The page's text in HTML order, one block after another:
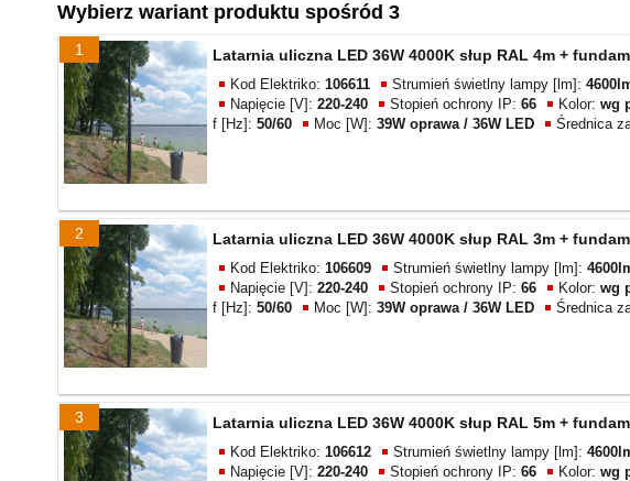
Wybierz wariant produktu spośród 3
1 Latarnia uliczna LED 36W 4000K słup RAL 4m +
Kod Elektriko: 106611 Strumień świetlny lampy [lm]:
Napięcie [V]: 220-240 Stopień ochrony IP: 66 Kolor: wg
f [Hz]: 50/60 Moc [W]: 39W oprawa / 36W LED Średnica
2 Latarnia uliczna LED 36W 4000K słup RAL 3m +
Kod Elektriko: 106609 Strumień świetlny lampy [lm]:
Napięcie [V]: 220-240 Stopień ochrony IP: 66 Kolor: wg
f [Hz]: 50/60 Moc [W]: 39W oprawa / 36W LED Średnica
3 Latarnia uliczna LED 36W 4000K słup RAL 5m +
Kod Elektriko: 106612 Strumień świetlny lampy [lm]:
Napięcie [V]: 220-240 Stopień ochrony IP: 66 Kolor: wg